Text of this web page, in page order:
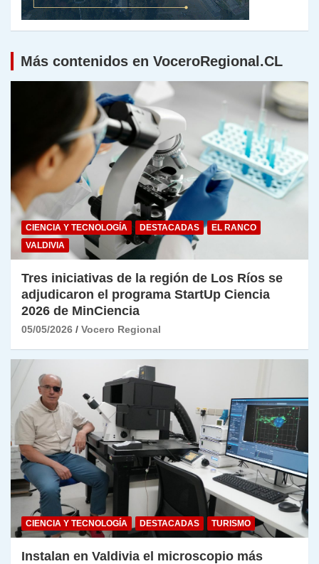
Más contenidos en VoceroRegional.CL
CIENCIA Y TECNOLOGÍA DESTACADAS
EL RANCO
VALDIVIA
Tres iniciativas de la región de Los Ríos se
adjudicaron el programa StartUp Ciencia
2026 de MinCiencia
05/05/2026 Vocero Regional
CIENCIA Y TECNOLOGÍA DESTACADAS TURISMO
Instalan en Valdivia el microscopio más